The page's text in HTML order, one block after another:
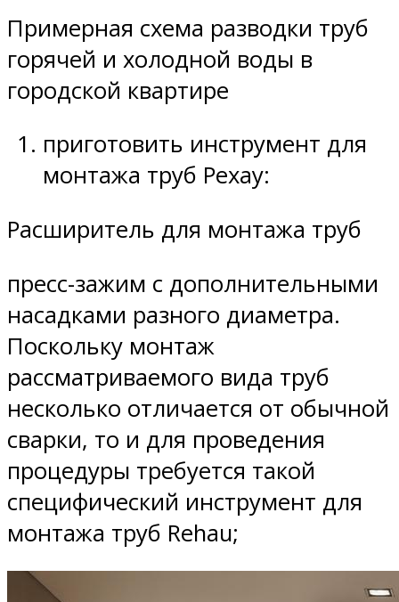
Примерная схема разводки труб
горячей и холодной воды в
городской квартире
приготовить инструмент для
монтажа труб Рехау:
Расширитель для монтажа труб
пресс-зажим с дополнительными
насадками разного диаметра.
Поскольку монтаж
рассматриваемого вида труб
несколько отличается от обычной
сварки, то и для проведения
процедуры требуется такой
специфический инструмент для
монтажа труб Rehau;